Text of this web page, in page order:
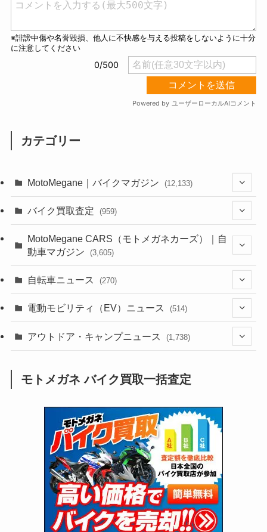
カテゴリー
MotoMegane｜バイクマガジン (12,133)
(44)
(638)
(118)
(60)
(31)
(51)
(34)
(5)
(12)
(63)
(252)
(38)
(24)
(16)
(25)
(24)
(47)
(15)
(249)
(64)
(16)
(62)
(4)
(6)
(17)
(306)
(6,956)
(2,473)
(249)
(1,226)
(12)
(131)
(38)
(131)
(167)
(85)
(21)
(61)
(171)
(98)
(13)
(274)
(171) (47)
(66)
(16)
(141)
(255)
(204)
(1,141)
(166)
(23)
(33)
(34)
(35)
(415)
(16)
バイク買取査定 (959)
(352)
MotoMegane CARS（モトメガネカーズ）｜自
動車マガジン
(3,605)
(185)
(137)
(73)
(2,744)
(126)
(170)
自転車ニュース (270)
(54)
(211)
電動モビリティ（EV）ニュース (514)
(132)
(171)
(118)
(27)
アウトドア・キャンプニュース (1,738)
(1,605)
(147)
(13)
(19)
(12)
モトメガネ バイク買取一括査定